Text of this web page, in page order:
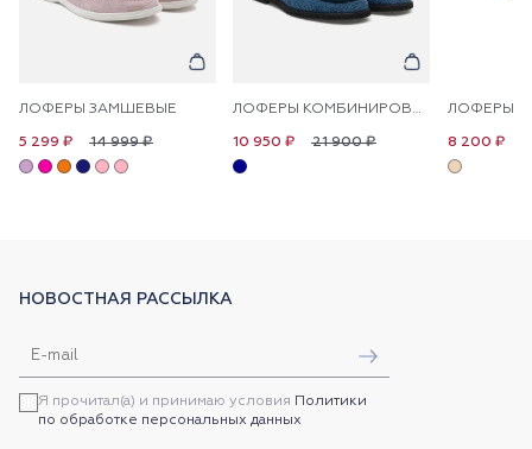
ЛОФЕРЫ ЗАМШЕВЫЕ
14 999 ₽
5 299 ₽
ЛОФЕРЫ КОМБИНИРОВАННЫЕ
21 900 ₽
10 950 ₽ 8 200 ₽
НОВОСТНАЯ РАССЫЛКА
Я прочитал(а) и принимаю условия Политики
по обработке персональных данных